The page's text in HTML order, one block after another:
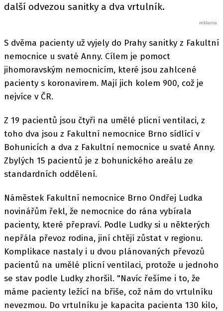
další odvezou sanitky a dva vrtulník.
S dvěma pacienty už vyjely do Prahy sanitky z Fakultní
nemocnice u svaté Anny. Cílem je pomoct
jihomoravským nemocnicím, které jsou zahlcené
pacienty s koronavirem. Mají jich kolem 900, což je
nejvíce v ČR.
Z 19 pacientů jsou čtyři na umělé plicní ventilaci, z
toho dva jsou z Fakultní nemocnice Brno sídlící v
Bohunicích a dva z Fakultní nemocnice u svaté Anny.
Zbylých 15 pacientů je z bohunického areálu ze
standardních oddělení.
Náměstek Fakultní nemocnice Brno Ondřej Ludka
novinářům řekl, že nemocnice do rána vybírala
pacienty, které přepraví. Podle Ludky si u některých
nepřála převoz rodina, jiní chtějí zůstat v regionu.
Komplikace nastaly i u dvou plánovaných převozů
pacientů na umělé plicní ventilaci, protože u jednoho
se stav podle Ludky zhoršil. "Navíc řešíme i to, že
máme pacienty ležící na břiše, což nám do vrtulníku
nevezmou. Do vrtulníku je kapacita pacienta 130 kilo,